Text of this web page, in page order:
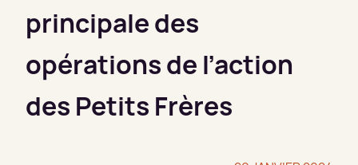
principale des
opérations de l’action
des Petits Frères